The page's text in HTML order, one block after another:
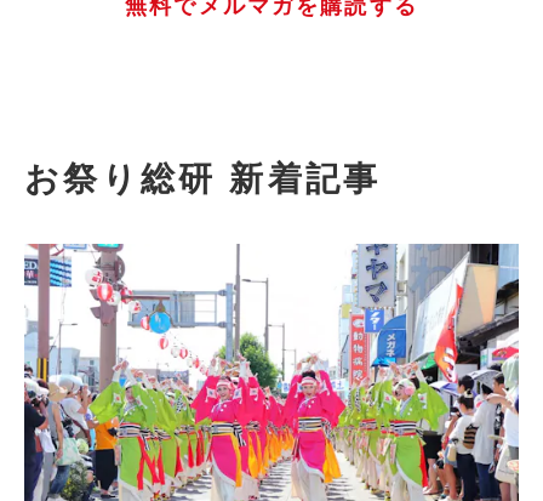
無料でメルマガを購読する
お祭り総研 新着記事